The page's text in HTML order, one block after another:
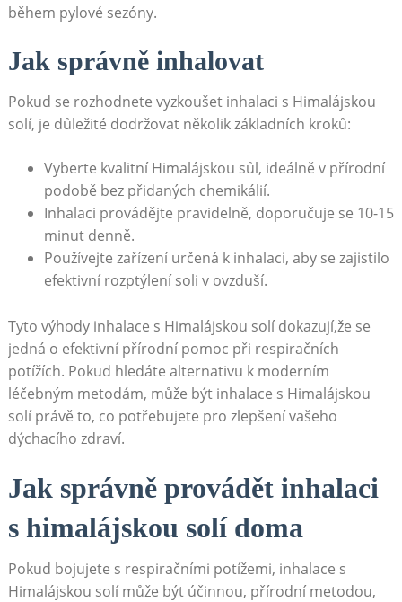
během pylové⁢ sezóny.
Jak správně inhalovat
Pokud se rozhodnete vyzkoušet⁢ inhalaci s Himalájskou
solí, je důležité dodržovat několik základních kroků:
Vyberte kvalitní‌ Himalájskou sůl, ideálně‌ v přírodní
podobě ‌bez přidaných chemikálií.
Inhalaci provádějte pravidelně, doporučuje se 10-15
minut ⁣denně.
Používejte zařízení určená k inhalaci, aby se zajistilo
efektivní rozptýlení soli v ovzduší.
Tyto výhody inhalace s Himalájskou solí dokazují,že se
jedná o efektivní přírodní pomoc při respiračních
potížích. Pokud hledáte alternativu k moderním
léčebným metodám, může být inhalace s Himalájskou
solí právě to,⁢ co ‍potřebujete pro zlepšení vašeho
dýchacího zdraví.
Jak správně provádět inhalaci
s himalájskou solí doma
Pokud bojujete s respiračními⁢ potížemi, inhalace s
Himalájskou solí může být účinnou, přírodní metodou,⁣